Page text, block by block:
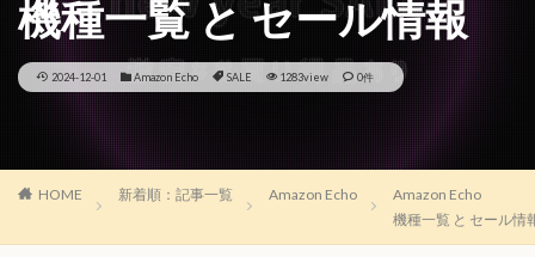
機種一覧 と セール情報
2024-12-01 Amazon Echo SALE 1283view 0件
HOME 新着順：記事一覧 Amazon Echo
Amazon Echo
機種一覧 と セール情